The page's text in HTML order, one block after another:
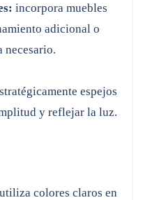
incorpora muebles
adicional o
necesario.
espejos
y reflejar la luz.
utiliza colores claros en